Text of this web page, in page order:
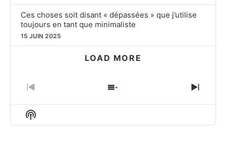
Ces choses soit disant « dépassées » que j’utilise
toujours en tant que minimaliste
15 JUIN 2025
LOAD MORE
PREVIOUS
EPISODE
SHOW
EPISODES
NEXT
Show
Podcast